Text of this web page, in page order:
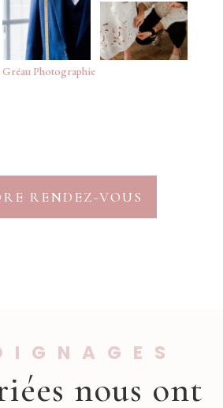
Photographie
RENDEZ-VOUS
nous ont